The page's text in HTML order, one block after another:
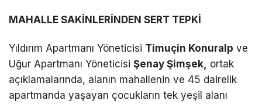
MAHALLE SAKİNLERİNDEN SERT TEPKİ
Yıldırım Apartmanı Yöneticisi Timuçin Konuralp ve
Uğur Apartmanı Yöneticisi Şenay Şimşek, ortak
açıklamalarında, alanın mahallenin ve 45 dairelik
apartmanda yaşayan çocukların tek yeşil alanı